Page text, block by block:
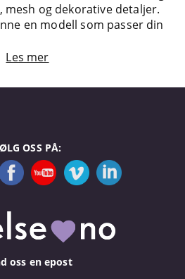
og dekorative detaljer.
en modell som passer din
Les mer
OSS PÅ:
oss en epost